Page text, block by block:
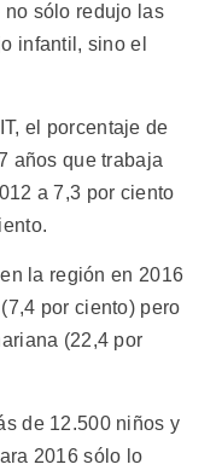
no sólo redujo las
infantil, sino el
el porcentaje de
años que trabaja
a 7,3 por ciento
la región en 2016
por ciento) pero
(22,4 por
de 12.500 niños y
2016 sólo lo